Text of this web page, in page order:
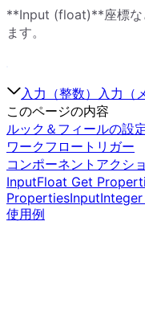
**Input (float)**座標な
ます。
入力（整数）
入力（
このページの内容
ルック＆フィールの設定
ワークフロートリガー
コンポーネントアクショ
InputFloat Get
Properties
使用例